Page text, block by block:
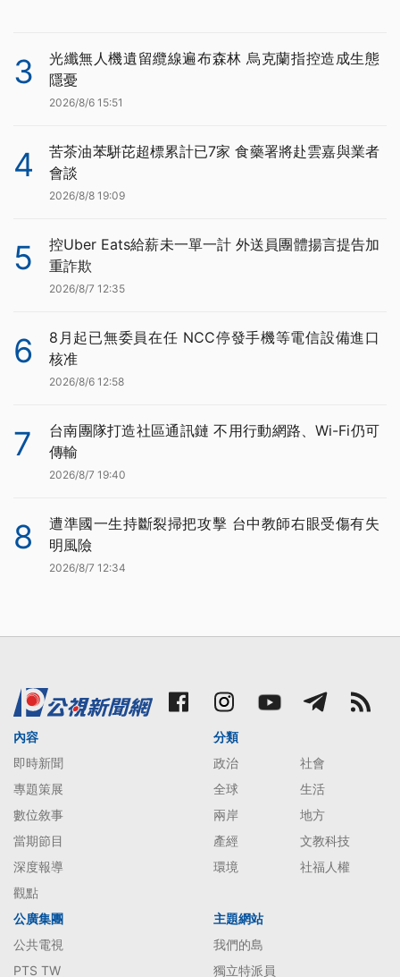
3
光纖無人機遺留纜線遍布森林 烏克蘭指控造成生態
隱憂
2026/8/6 15:51
4
苦茶油苯駢芘超標累計已7家 食藥署將赴雲嘉與業者
會談
2026/8/8 19:09
5
控Uber Eats給薪未一單一計 外送員團體揚言提告加
重詐欺
2026/8/7 12:35
6
8月起已無委員在任 NCC停發手機等電信設備進口
核准
2026/8/6 12:58
7
台南團隊打造社區通訊鏈 不用行動網路、Wi-Fi仍可
傳輸
2026/8/7 19:40
8
遭準國一生持斷裂掃把攻擊 台中教師右眼受傷有失
明風險
2026/8/7 12:34
內容
即時新聞
專題策展
數位敘事
當期節目
深度報導
觀點
分類
政治
社會
全球
生活
兩岸
地方
產經
文教科技
環境
社福人權
公廣集團
公共電視
PTS TW
主題網站
我們的島
獨立特派員